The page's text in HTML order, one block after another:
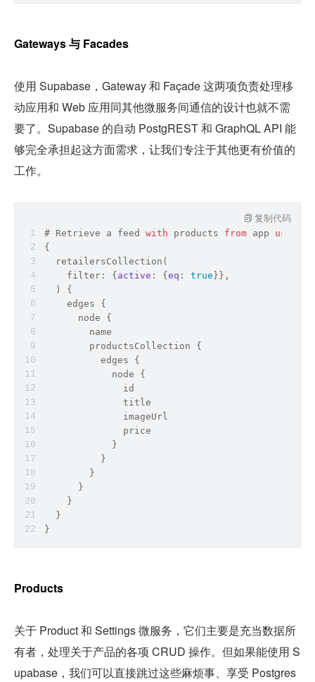
Gateways 与 Facades
使用 Supabase，Gateway 和 Façade 这两项负责处理移
动应用和 Web 应用同其他微服务间通信的设计也就不需
要了。Supabase 的自动 PostgREST 和 GraphQL API 能
够完全承担起这方面需求，让我们专注于其他更有价值的
工作。
# Retrieve a feed with products from app using
{
  retailersCollection(
    filter: {
active : { eq : true }},
  ) {
    edges {
      node {
        name
        productsCollection {
          edges {
            node {
id
              title
              imageUrl
              price
            }
          }
        }
      }
    }
  }
}
复制代码
Products
关于 Product 和 Settings 微服务，它们主要是充当数据所
有者，处理关于产品的各项 CRUD 操作。但如果能使用 S
upabase，我们可以直接跳过这些麻烦事、享受 Postgres